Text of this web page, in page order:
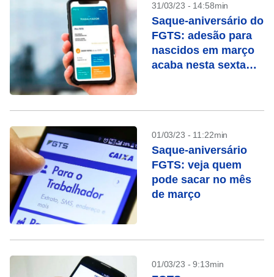
31/03/23 - 14:58min
Saque-aniversário do
FGTS: adesão para
nascidos em março
acaba nesta sexta
01/03/23 - 11:22min
Saque-aniversário
FGTS: veja quem
pode sacar no mês
de março
01/03/23 - 9:13min